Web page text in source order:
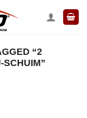
“2
SCHUIM”